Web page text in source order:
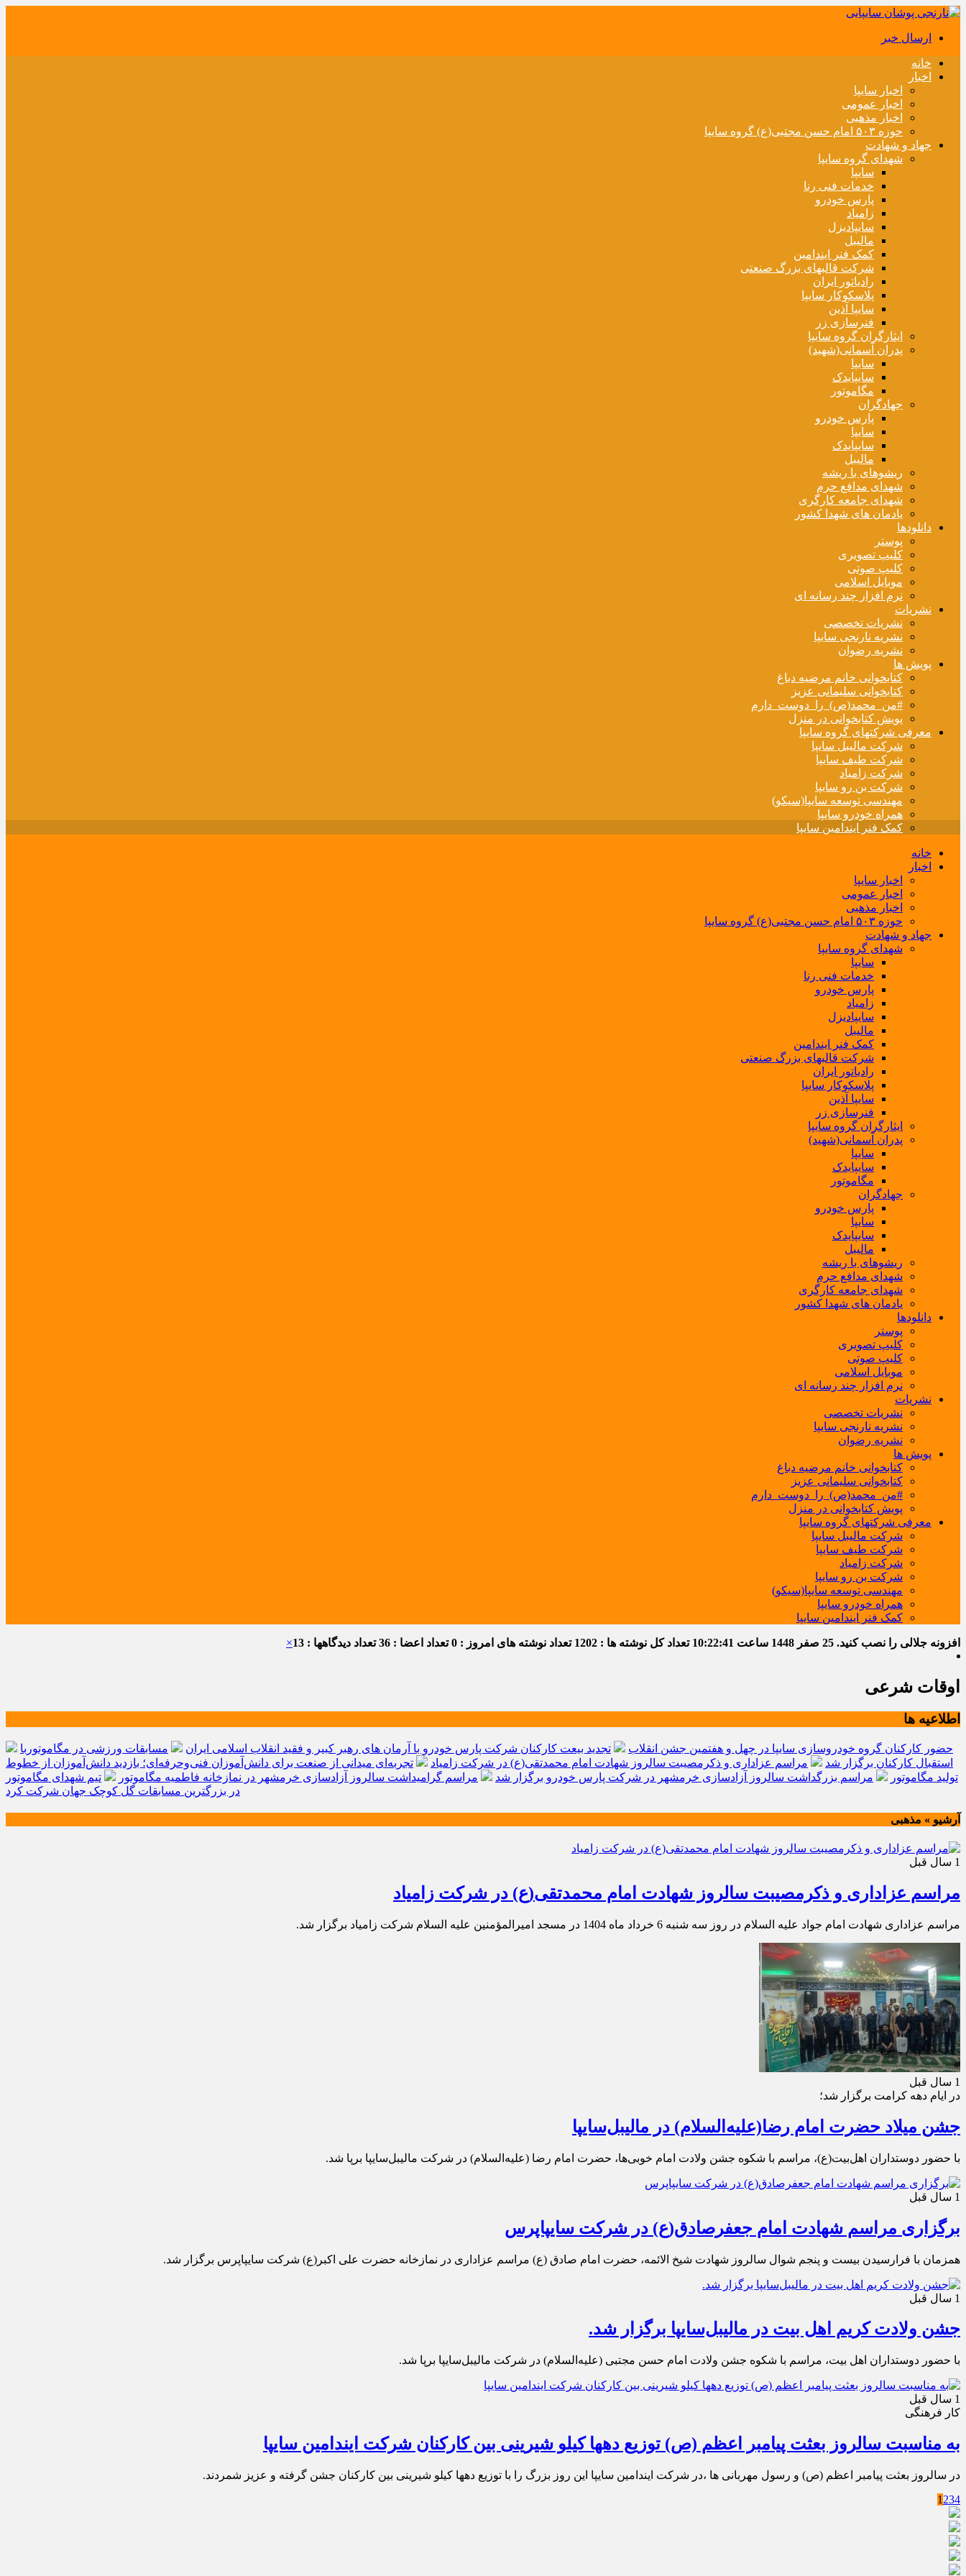
ارسال خبر
خانه
اخبار
اخبار سایپا
اخبار عمومی
اخبار مذهبی
حوزه ۵۰۳ امام حسن مجتبی(ع) گروه سایپا
جهاد و شهادت
شهدای گروه سایپا
سایپا
خدمات فنی رنا
پارس خودرو
زامیاد
سایپادیزل
مالیبل
کمک فنر ایندامین
شرکت قالبهای بزرگ صنعتی
رادیاتور ایران
پلاسکوکار سایپا
سایپا آذین
فنرسازی زر
ایثارگران گروه سایپا
پدران آسمانی(شهید)
سایپا
سایپایدک
مگاموتور
جهادگران
پارس خودرو
سایپا
سایپایدک
مالیبل
ریشوهای با ریشه
شهدای مدافع حرم
شهدای جامعه کارگری
یادمان های شهدا کشور
دانلودها
پوستر
کلیپ تصویری
کلیپ صوتی
موبایل اسلامی
نرم افزار چند رسانه ای
نشریات
نشریات تخصصی
نشریه نارنجی سایپا
نشریه رضوان
پویش ها
کتابخوانی خانم مرضیه دباغ
کتابخوانی سلیمانی عزیز
#من_محمد(ص)_را_دوست_دارم
پویش کتابخوانی در منزل
معرفی شرکتهای گروه سایپا
شرکت مالیبل سایپا
شرکت طیف سایپا
شرکت زامیاد
شرکت بن رو سایپا
مهندسی توسعه سایپا(سیکو)
همراه خودرو سایپا
کمک فنر ایندامین سایپا
خانه
اخبار
اخبار سایپا
اخبار عمومی
اخبار مذهبی
حوزه ۵۰۳ امام حسن مجتبی(ع) گروه سایپا
جهاد و شهادت
شهدای گروه سایپا
سایپا
خدمات فنی رنا
پارس خودرو
زامیاد
سایپادیزل
مالیبل
کمک فنر ایندامین
شرکت قالبهای بزرگ صنعتی
رادیاتور ایران
پلاسکوکار سایپا
سایپا آذین
فنرسازی زر
ایثارگران گروه سایپا
پدران آسمانی(شهید)
سایپا
سایپایدک
مگاموتور
جهادگران
پارس خودرو
سایپا
سایپایدک
مالیبل
ریشوهای با ریشه
شهدای مدافع حرم
شهدای جامعه کارگری
یادمان های شهدا کشور
دانلودها
پوستر
کلیپ تصویری
کلیپ صوتی
موبایل اسلامی
نرم افزار چند رسانه ای
نشریات
نشریات تخصصی
نشریه نارنجی سایپا
نشریه رضوان
پویش ها
کتابخوانی خانم مرضیه دباغ
کتابخوانی سلیمانی عزیز
#من_محمد(ص)_را_دوست_دارم
پویش کتابخوانی در منزل
معرفی شرکتهای گروه سایپا
شرکت مالیبل سایپا
شرکت طیف سایپا
شرکت زامیاد
شرکت بن رو سایپا
مهندسی توسعه سایپا(سیکو)
همراه خودرو سایپا
کمک فنر ایندامین سایپا
افزونه جلالی را نصب کنید. 25 صفر 1448 ساعت 10:22:42 تعداد کل نوشته ها : 1202 تعداد نوشته های امروز : 0 تعداد اعضا : 36 تعداد دیدگاهها : 13 ×
اوقات شرعی
اطلاعیه ها
حضور کارکنان گروه خودروسازی سایپا در چهل و هفتمین جشن انقلاب تجدید بیعت کارکنان شرکت پارس خودرو با آرمان های رهبر کبیر و فقید انقلاب اسلامی ایران
مسابقات ورزشی در مگاموتوربا
استقبال کارکنان برگزار شد
مراسم عزاداری و ذکرمصیبت سالروز شهادت امام محمدتقی(ع) در شرکت زامیاد
تجربه‌ای میدانی از صنعت برای دانش‌آموزان فنی‌وحرفه‌ای؛ بازدید دانش‌آموزان از خطوط
تولید مگاموتور
مراسم بزرگداشت سالروز آزادسازی خرمشهر در شرکت پارس خودرو برگزار شد مراسم گرامیداشت سالروز آزادسازی خرمشهر در نمازخانه فاطمیه مگاموتور
تیم شهدای مگاموتور
در بزرگترین مسابقات گل کوچک جهان شرکت کرد
آرشیو » مذهبی
1 سال قبل
مراسم عزاداری و ذکرمصیبت سالروز شهادت امام محمدتقی(ع) در شرکت زامیاد
مراسم عزاداری شهادت امام جواد علیه السلام در روز سه شنبه 6 خرداد ماه 1404 در مسجد امیرالمؤمنین علیه السلام شرکت زامیاد برگزار شد.
1 سال قبل
در ایام دهه کرامت برگزار شد؛
جشن میلاد حضرت امام رضا(علیه‌السلام) در مالیبل‌سایپا
با حضور دوستداران اهل‌بیت(ع)، مراسم با شکوه جشن ولادت امام خوبی‌ها، حضرت امام رضا (علیه‌السلام) در شركت مالیبل‌سایپا برپا شد.
1 سال قبل
برگزاری مراسم شهادت امام جعفرصادق(ع) در شرکت سایپاپرس
همزمان با فرارسیدن بیست و پنجم شوال سالروز شهادت شیخ الائمه، حضرت امام صادق (ع) مراسم عزاداری در نمازخانه حضرت علی اکبر(ع) شرکت سایپاپرس برگزار شد.
1 سال قبل
جشن ولادت کریم اهل بیت در مالیبل‌سایپا برگزار شد.
با حضور دوستداران اهل بیت، مراسم با شکوه جشن ولادت امام حسن مجتبی (علیه‌السلام) در شركت مالیبل‌سایپا برپا شد.
1 سال قبل
کار فرهنگی
به مناسبت سالروز بعثت پیامبر اعظم (ص) توزیع دهها کیلو شیرینی بین کارکنان شرکت ایندامین سایپا
در سالروز بعثت پیامبر اعظم (ص) و رسول مهربانی ها ،در شرکت ایندامین سایپا این روز بزرگ را با توزیع دهها کیلو شیرینی بین کارکنان جشن گرفته و عزیز شمردند.
1 234